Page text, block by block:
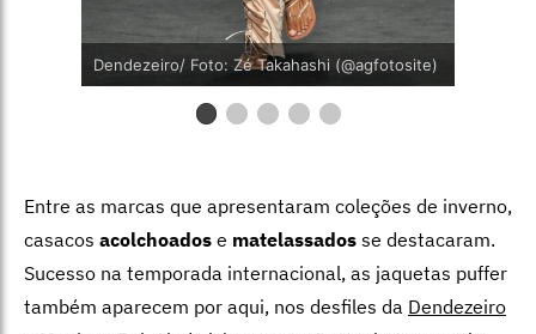
Dendezeiro/ Foto: Zé Takahashi (@agfotosite)
Entre as marcas que apresentaram coleções de inverno,
casacos acolchoados e matelassados se destacaram.
Sucesso na temporada internacional, as jaquetas puffer
também aparecem por aqui, nos desfiles da Dendezeiro